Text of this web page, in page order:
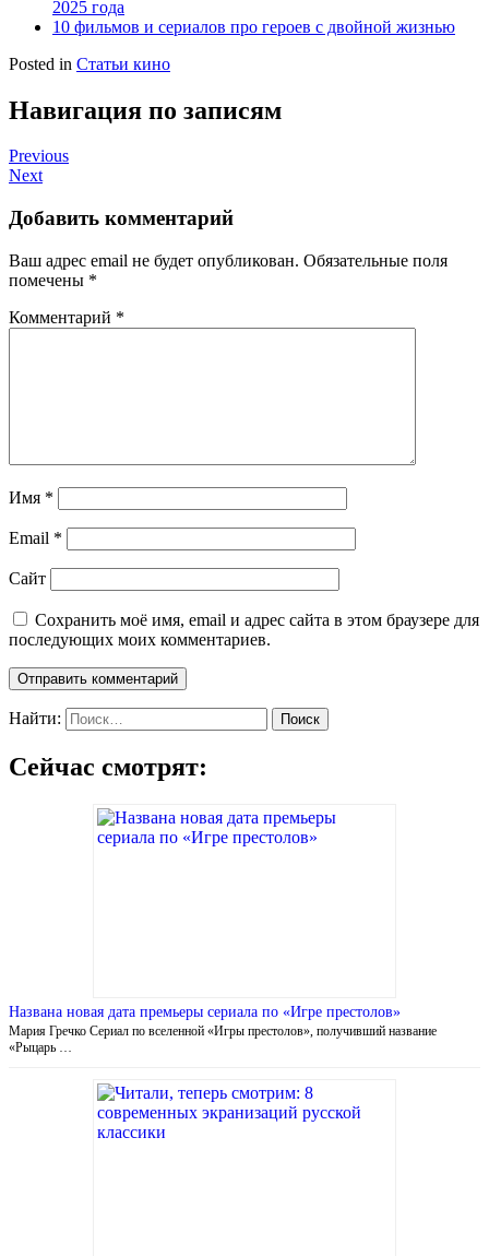
2025 года
10 фильмов и сериалов про героев с двойной жизнью
Posted in Статьи кино
Навигация по записям
Previous
Next
Добавить комментарий
Ваш адрес email не будет опубликован. Обязательные поля
помечены *
Комментарий *
Имя *
Email *
Сайт
Сохранить моё имя, email и адрес сайта в этом браузере для
последующих моих комментариев.
Найти:
Сейчас смотрят:
Названа новая дата премьеры сериала по «Игре престолов»
Мария Гречко Сериал по вселенной «Игры престолов», получивший название
«Рыцарь …